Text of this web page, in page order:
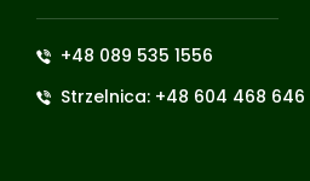
+48 089 535 1556
Strzelnica: +48 604 468 646